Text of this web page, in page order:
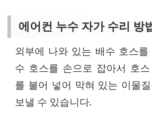
에어컨 누수 자가 수리 방
외부에 나와 있는 배수 호스를
수 호스를 손으로 잡아서 호
를 불어 넣어 막혀 있는 이물
보낼 수 있습니다.